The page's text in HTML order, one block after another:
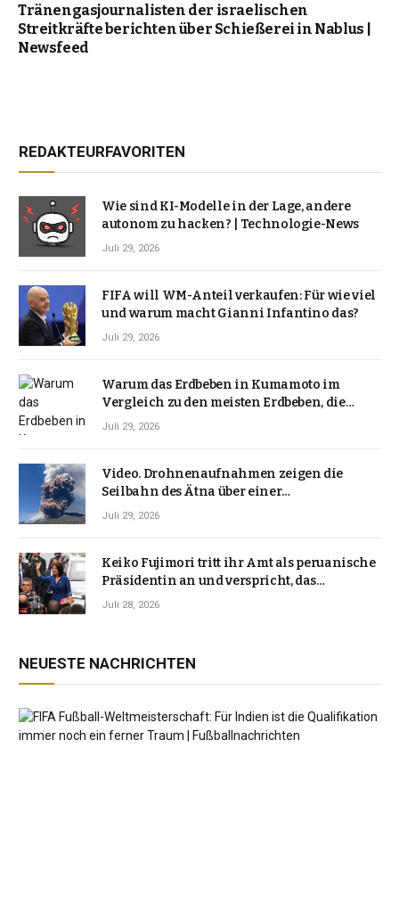
Tränengasjournalisten der israelischen
Streitkräfte berichten über Schießerei in Nablus |
Newsfeed
REDAKTEURFAVORITEN
Wie sind KI-Modelle in der Lage, andere
autonom zu hacken? | Technologie-News
Juli 29, 2026
FIFA will WM-Anteil verkaufen: Für wie viel
und warum macht Gianni Infantino das?
Juli 29, 2026
Warum das Erdbeben in Kumamoto im
Vergleich zu den meisten Erdbeben, die
Japan erschütterten, ungewöhnlich ist
Juli 29, 2026
Video. Drohnenaufnahmen zeigen die
Seilbahn des Ätna über einer
Vulkanlandschaft
Juli 29, 2026
Keiko Fujimori tritt ihr Amt als peruanische
Präsidentin an und verspricht, das
Jahrzehnt der Instabilität zu beenden
Juli 28, 2026
NEUESTE NACHRICHTEN